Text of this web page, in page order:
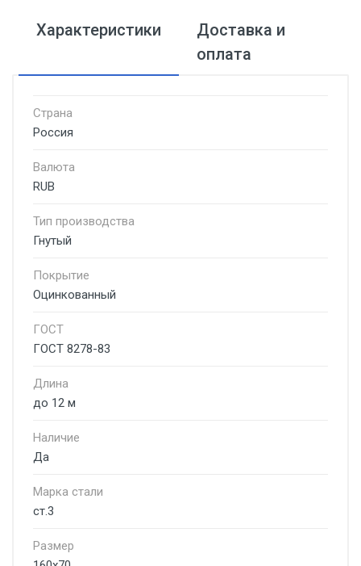
Характеристики
Доставка и
оплата
Страна
Россия
Валюта
RUB
Тип производства
Гнутый
Покрытие
Оцинкованный
ГОСТ
ГОСТ 8278-83
Длина
до 12 м
Наличие
Да
Марка стали
ст.3
Размер